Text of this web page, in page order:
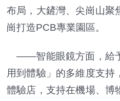
布局，大鏟灣、尖崗山聚
崗打造PCB專業園區。
——智能眼鏡方面，給
用到體驗」的多維度支持
體驗店，支持在機場、博